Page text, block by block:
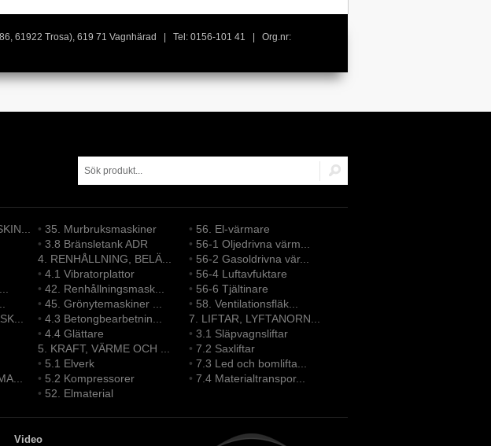
61922 Trosa), 619 71 Vagnhärad | Tel: 0156-101 41 | Org.nr:
• 35. Murbruksmaskiner
• 3.8 Bränsletank ADR
4. RENHÅLLNING, BELÄ...
• 4.1 Vibratorplattor
• 42. Renhållningsmask...
• 45. Grönytemaskiner ...
• 4.3 Betongbearbetnin...
• 4.4 Glättare
5. KRAFT, VÄRME OCH ...
• 5.1 Elverk
• 5.2 Kompressorer
• 52. Elmaterial
• 56. El-värmare
• 56-1 Oljedrivna värm...
• 56-2 Gasoldrivna vär...
• 56-4 Luftavfuktare
• 56-6 Tjältinare
• 58. Ventilationsfläk...
7. LIFTAR, LYFTANORN...
• 3.1 Släpvagnsliftar
• 7.2 Saxliftar
• 7.3 Led och bomlifta...
• 7.4 Materialtranspor...
Video